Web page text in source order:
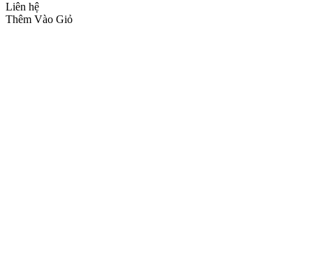
Liên hệ
Thêm Vào Giỏ